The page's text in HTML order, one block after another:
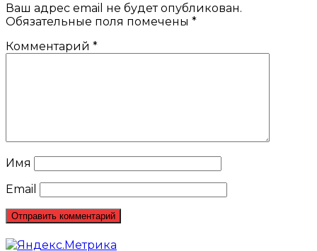
Ваш адрес email не будет опубликован.
Обязательные поля помечены *
Комментарий *
Имя
Email